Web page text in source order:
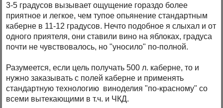
3-5 градусов вызывает ощущение гораздо более
приятное и легкое, чем тупое опьянение стандартным
каберне в 11-12 градусов. Нечто подобное я слыхал и от
одного приятеля, они ставили вино на яблоках, градуса
почти не чувствовалось, но "уносило" по-полной.
Разумеется, если цель получать 500 л. каберне, то и
нужно заказывать с полей каберне и применять
стандартную технологию виноделия "по-красному" со
всеми вытекающими в т.ч. и ЧКД.